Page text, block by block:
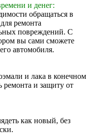
и денег:
обращаться в
ремонта
повреждений. С
вы сами сможете
автомобиля.
и лака в конечном
ремонта и защиту от
как новый, без